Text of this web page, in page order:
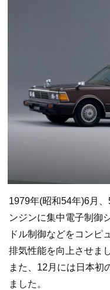
1979年(昭和54年)6月
ンジンに集中電子制御
ドル制御などをコンピ
排気性能を向上させま
また、12月には日本初
ました。